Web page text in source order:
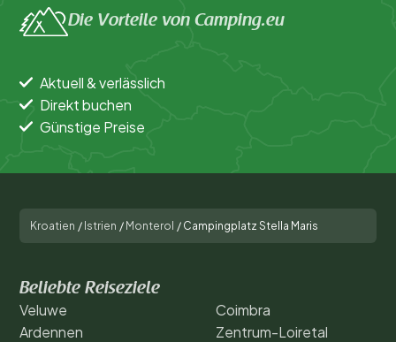
Die Vorteile von Camping.eu
Aktuell & verlässlich
Direkt buchen
Günstige Preise
Kroatien / Istrien / Monterol / Campingplatz Stella Maris
Beliebte Reiseziele
Veluwe
Ardennen
Coimbra
Zentrum-Loiretal